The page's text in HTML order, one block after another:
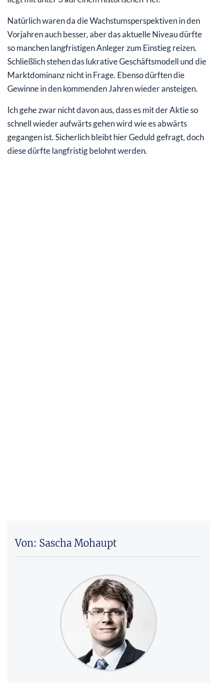
Natürlich waren da die Wachstumsperspektiven in den
Vorjahren auch besser, aber das aktuelle Niveau dürfte
so manchen langfristigen Anleger zum Einstieg reizen.
Schließlich stehen das lukrative Geschäftsmodell und die
Marktdominanz nicht in Frage. Ebenso dürften die
Gewinne in den kommenden Jahren wieder ansteigen.
Ich gehe zwar nicht davon aus, dass es mit der Aktie so
schnell wieder aufwärts gehen wird wie es abwärts
gegangen ist. Sicherlich bleibt hier Geduld gefragt, doch
diese dürfte langfristig belohnt werden.
Von: Sascha Mohaupt